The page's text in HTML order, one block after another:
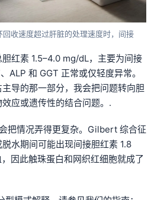
回收速度超过肝脏的处理速度时，间接
红素 1.5–4.0 mg/dL，主要为间接
ALP 和 GGT 正常或仅轻度异常。
导的那一部分，我会把问题转向胆
应或遗传性的结合问题。.
把情况弄得更复杂。Gilbert 综合征
水期间可能出现间接胆红素 1.8
因此触珠蛋白和网织红细胞就成了